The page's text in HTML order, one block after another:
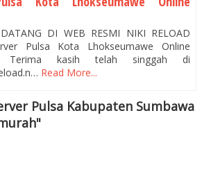
DI WEB RESMI NIKI RELOAD
Pulsa Kota Lhokseumawe Online
Terima kasih telah singgah di
Read More...
Pulsa Kabupaten Sumbawa